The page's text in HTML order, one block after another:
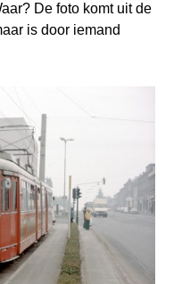
De foto komt uit de
is door iemand